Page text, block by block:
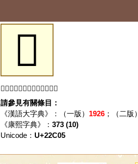
𢰅
「𢰅」字未收錄於本資料庫。
請參見有關條目：
《漢語大字典》：（一版） 1926；（二版）
《康熙字典》： 373 (10)
Unicode： U+22C05